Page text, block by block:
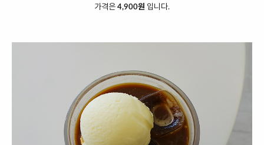
가격은 4,900원 입니다.